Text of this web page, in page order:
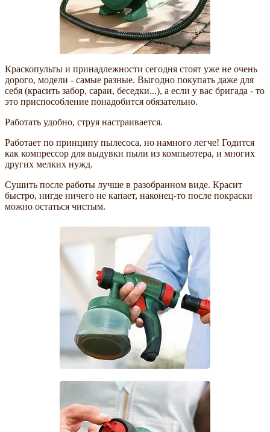
Краскопульты и принадлежности сегодня стоят уже не очень
дорого, модели - самые разные. Выгодно покупать даже для
себя (красить забор, сараи, беседки...), а если у вас бригада - то
это приспособление понадобится обязательно.
Работать удобно, струя настраивается.
Работает по принципу пылесоса, но намного легче! Годится
как компрессор для выдувки пыли из компьютера, и многих
других мелких нужд.
Сушить после работы лучше в разобранном виде. Красит
быстро, нигде ничего не капает, наконец-то после покраски
можно остаться чистым.